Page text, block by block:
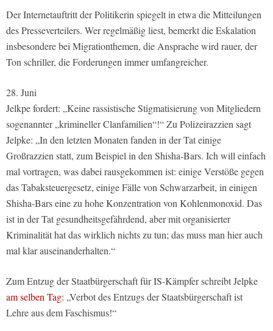
Der Internetauftritt der Politikerin spiegelt in etwa die Mitteilungen
des Presseverteilers. Wer regelmäßig liest, bemerkt die Eskalation
insbesondere bei Migrationthemen, die Ansprache wird rauer, der
Ton schriller, die Forderungen immer umfangreicher.
28. Juni
Jelkpe fordert: „Keine rassistische Stigmatisierung von Mitgliedern
sogenannter „krimineller Clanfamilien“!“ Zu Polizeirazzien sagt
Jelpke: „In den letzten Monaten fanden in der Tat einige
Großrazzien statt, zum Beispiel in den Shisha-Bars. Ich will einfach
mal vortragen, was dabei rausgekommen ist: einige Verstöße gegen
das Tabaksteuergesetz, einige Fälle von Schwarzarbeit, in einigen
Shisha-Bars eine zu hohe Konzentration von Kohlenmonoxid. Das
ist in der Tat gesundheitsgefährdend, aber mit organisierter
Kriminalität hat das wirklich nichts zu tun; das muss man hier auch
mal klar auseinanderhalten.“
Zum Entzug der Staatbürgerschaft für IS-Kämpfer schreibt Jelpke
am selben Tag: „Verbot des Entzugs der Staatsbürgerschaft ist
Lehre aus dem Faschismus!“